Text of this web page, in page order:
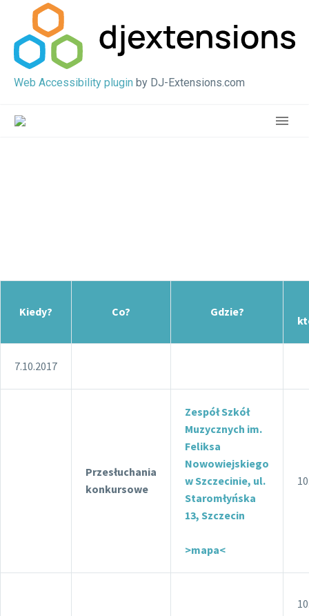
Web Accessibility plugin by DJ-Extensions.com
Kiedy? Co? Gdzie?
7.10.2017
Przesłuchania
konkursowe
Zespół Szkół
Muzycznych im.
Feliksa
Nowowiejskiego
w Szczecinie, ul.
Staromłyńska
13, Szczecin
>mapa<